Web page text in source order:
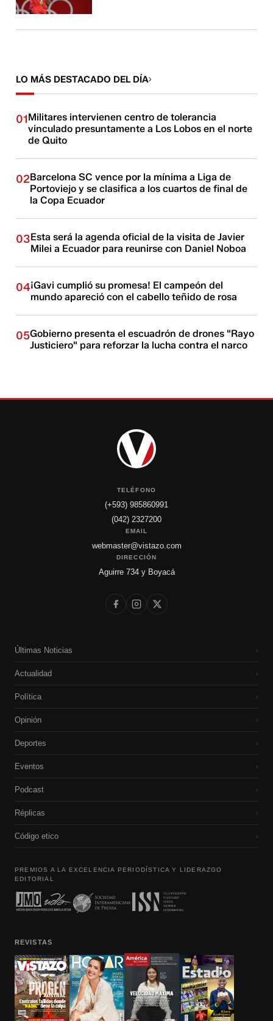
LO MÁS DESTACADO DEL DÍA
01Militares intervienen centro de tolerancia
vinculado presuntamente a Los Lobos en el norte
de Quito
02Barcelona SC vence por la mínima a Liga de
Portoviejo y se clasifica a los cuartos de final de
la Copa Ecuador
03Esta será la agenda oficial de la visita de Javier
Milei a Ecuador para reunirse con Daniel Noboa
04¡Gavi cumplió su promesa! El campeón del
mundo apareció con el cabello teñido de rosa
05Gobierno presenta el escuadrón de drones "Rayo
Justiciero" para reforzar la lucha contra el narco
TELÉFONO
(+593) 985860991
(042) 2327200
EMAIL
webmaster@vistazo.com
DIRECCIÓN
Aguirre 734 y Boyacá
Últimas Noticias ›
Actualidad ›
Política ›
Opinión ›
Deportes ›
Eventos ›
Podcast ›
Réplicas ›
Código etico ›
PREMIOS A LA EXCELENCIA PERIODÍSTICA Y LIDERAZGO
EDITORIAL
REVISTAS